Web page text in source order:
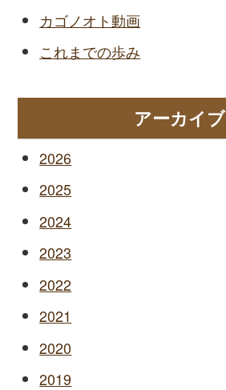
カゴノオト動画
これまでの歩み
アーカイブ
2026
2025
2024
2023
2022
2021
2020
2019